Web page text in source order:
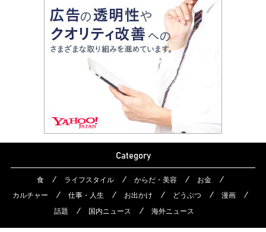
Category
食 ライフスタイル からだ・美容
お金
カルチャー
仕事・人生 お出かけ どうぶつ
漫画
話題
国内ニュース 海外ニュース